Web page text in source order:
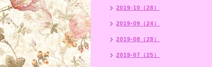
2019-10（28）
2019-09（24）
2019-08（28）
2019-07（25）